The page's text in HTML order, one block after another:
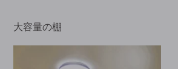
大容量の棚